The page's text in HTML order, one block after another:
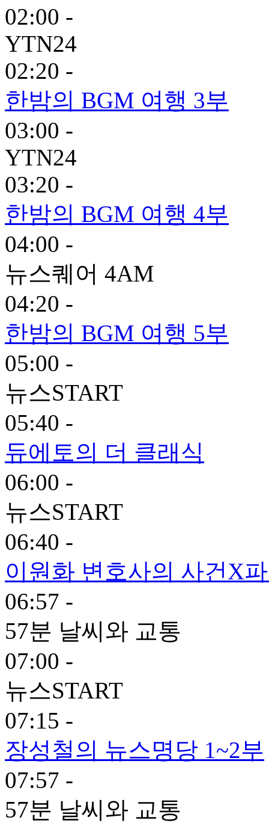
02:00 -
YTN24
02:20 -
한밤의 BGM 여행 3부
03:00 -
YTN24
03:20 -
한밤의 BGM 여행 4부
04:00 -
뉴스퀘어 4AM
04:20 -
한밤의 BGM 여행 5부
05:00 -
뉴스START
05:40 -
듀에토의 더 클래식
06:00 -
뉴스START
06:40 -
이원화 변호사의 사건X
06:57 -
57분 날씨와 교통
07:00 -
뉴스START
07:15 -
장성철의 뉴스명당 1~2부
07:57 -
57분 날씨와 교통